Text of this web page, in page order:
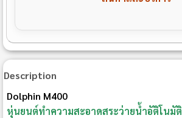
Description
Dolphin M400
หุ่นยนต์ทำความสะอาดสระว่ายน้ำอัติโนมัติ